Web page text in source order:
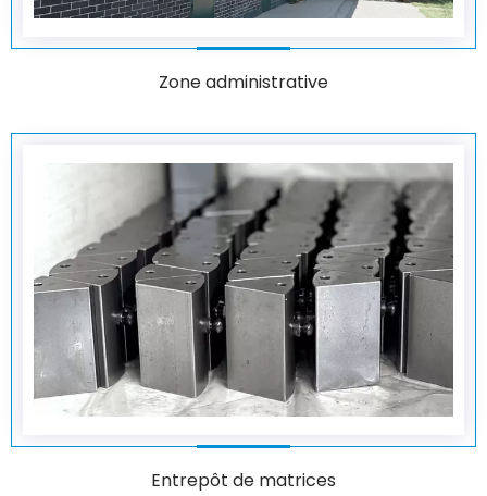
Zone administrative
Entrepôt de matrices